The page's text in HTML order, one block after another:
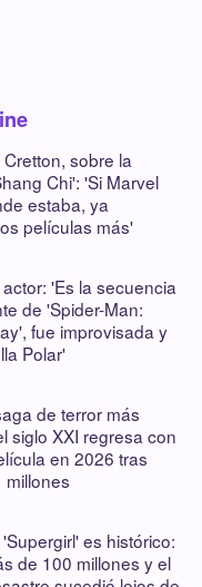
sobre la
Chi': 'Si Marvel
estaba, ya
películas más'
'Es la secuencia
de 'Spider-Man:
fue improvisada y
Polar'
de terror más
siglo XXI regresa con
en 2026 tras
millones
es histórico:
de 100 millones y el